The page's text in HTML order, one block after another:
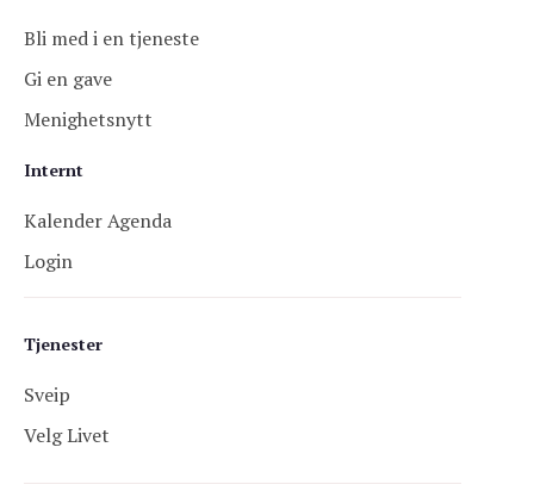
Tjenester
Sveip
Velg Livet
Bli med i en tjeneste
Gi en gave
Menighetsnytt
Internt
Kalender Agenda
Login